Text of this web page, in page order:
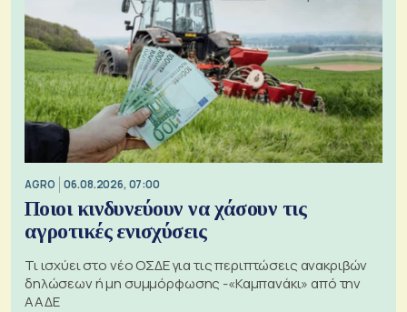
AGRO 06.08.2026, 07:00
Ποιοι κινδυνεύουν να χάσουν τις
αγροτικές ενισχύσεις
Τι ισχύει στο νέο ΟΣΔΕ για τις περιπτώσεις ανακριβών
δηλώσεων ή μη συμμόρφωσης -«Καμπανάκι» από την
ΑΑΔΕ